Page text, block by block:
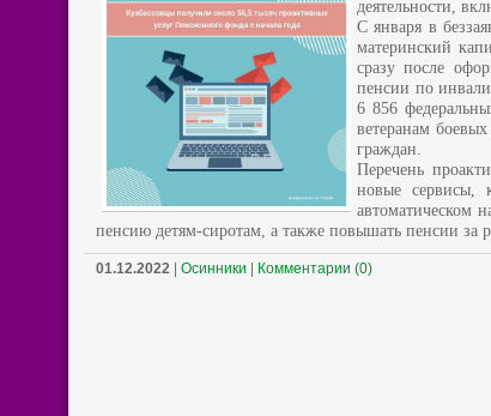
деятельности,
С января в
материнский
сразу после
пенсии по
6 856
ветеранам
граждан.
Перечень
новые сервисы,
автоматическом
пенсию детям-сиротам, а также повышать пенсии за
01.12.2022 Осинники Комментарии (0)